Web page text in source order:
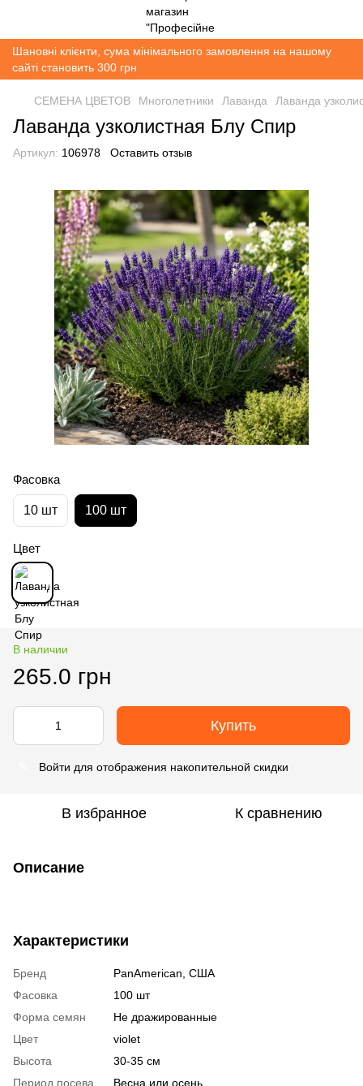
Шановні клієнти, сума мінімального замовлення на нашому
сайті становить 300 грн
СЕМЕНА ЦВЕТОВ Многолетники Лаванда Лаванда
Лаванда узколистная Блу Спир
Артикул: 106978 Оставить отзыв
Фасовка
10 шт 100 шт
Цвет
В наличии
265.0 грн
Купить
Войти для отображения накопительной скидки
В избранное К сравнению
Описание
Характеристики
Бренд
PanAmerican, США
Фасовка
100 шт
Форма семян
Не дражированные
Цвет
violet
Высота
30-35 см
Период посева
Весна или осень